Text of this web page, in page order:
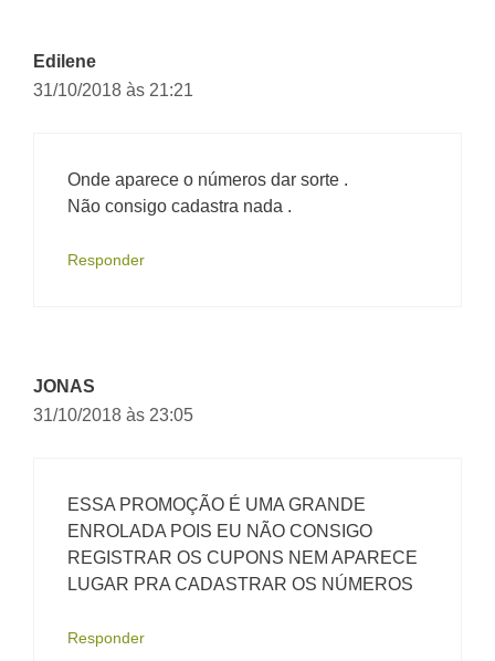
Edilene
31/10/2018 às 21:21
Onde aparece o números dar sorte .
Não consigo cadastra nada .
Responder
JONAS
31/10/2018 às 23:05
ESSA PROMOÇÃO É UMA GRANDE
ENROLADA POIS EU NÃO CONSIGO
REGISTRAR OS CUPONS NEM APARECE
LUGAR PRA CADASTRAR OS NÚMEROS
Responder